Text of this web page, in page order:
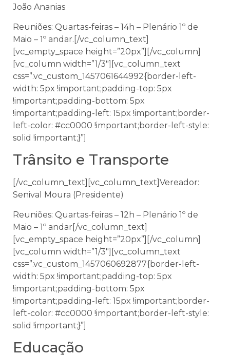
João Ananias
Reuniões: Quartas-feiras – 14h – Plenário 1º de
Maio – 1º andar.[/vc_column_text]
[vc_empty_space height=”20px”][/vc_column]
[vc_column width=”1/3″][vc_column_text
css=”.vc_custom_1457061644992{border-left-
width: 5px !important;padding-top: 5px
!important;padding-bottom: 5px
!important;padding-left: 15px !important;border-
left-color: #cc0000 !important;border-left-style:
solid !important;}”]
Trânsito e Transporte
[/vc_column_text][vc_column_text]Vereador:
Senival Moura (Presidente)
Reuniões: Quartas-feiras – 12h – Plenário 1º de
Maio – 1º andar[/vc_column_text]
[vc_empty_space height=”20px”][/vc_column]
[vc_column width=”1/3″][vc_column_text
css=”.vc_custom_1457060692877{border-left-
width: 5px !important;padding-top: 5px
!important;padding-bottom: 5px
!important;padding-left: 15px !important;border-
left-color: #cc0000 !important;border-left-style:
solid !important;}”]
Educação